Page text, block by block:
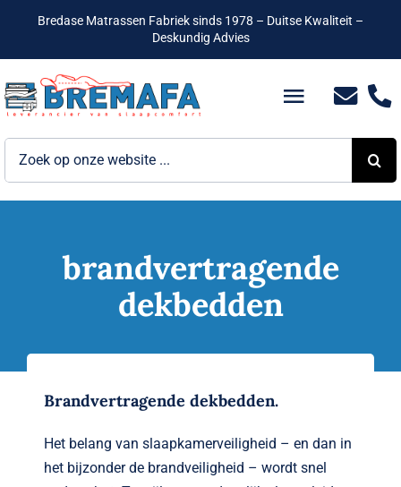
inhoud
Bredase Matrassen Fabriek sinds 1978 – Duitse Kwaliteit –
Deskundig Advies
Toggle
Bedden
Hotelbedden
Matrassen
Lattenbodems
Verwante artikelen
Brandvertragend
brandvertragende
dekbedden
Brandvertragende dekbedden.
Het belang van slaapkamerveiligheid – en dan in
het bijzonder de brandveiligheid – wordt snel